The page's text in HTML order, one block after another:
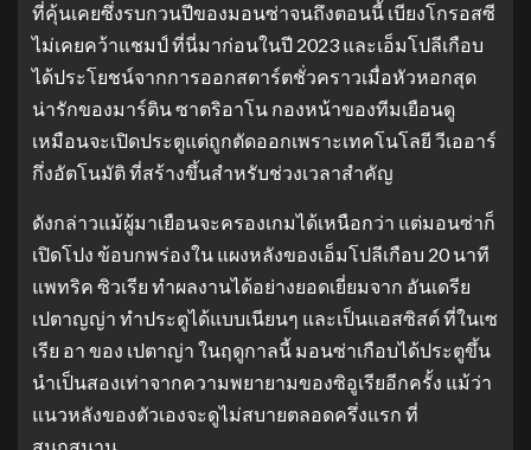
ที่คุ้นเคยซึ่งรบกวนปีของมอนซ่าจนถึงตอนนี้ เบียงโกรอสซี
ไม่เคยคว้าแชมป์ ที่นี่มาก่อนในปี 2023 และเอ็มโปลีเกือบ
ได้ประโยชน์จากการออกสตาร์ตชั่วคราวเมื่อหัวหอกสุด
น่ารักของมาร์ติน ซาตริอาโน กองหน้าของทีมเยือนดู
เหมือนจะเปิดประตูแต่ถูกตัดออกเพราะเทคโนโลยี วีเออาร์
กึ่งอัตโนมัติ ที่สร้างขึ้นสําหรับช่วงเวลาสําคัญ
ดังกล่าวแม้ผู้มาเยือนจะครองเกมได้เหนือกว่า แต่มอนซ่าก็
เปิดโปง ข้อบกพร่องใน แผงหลังของเอ็มโปลีเกือบ 20 นาที
แพทริค ซิวเรีย ทําผลงานได้อย่างยอดเยี่ยมจาก อันเดรีย
เปตาญญ่า ทําประตูได้แบบเนียนๆ และเป็นแอสซิสต์ ที่ในเซ
เรีย อา ของ เปตาญ่า ในฤดูกาลนี้ มอนซ่าเกือบได้ประตูขึ้น
นําเป็นสองเท่าจากความพยายามของซิอูเรียอีกครั้ง แม้ว่า
แนวหลังของตัวเองจะดูไม่สบายตลอดครึ่งแรก ที่